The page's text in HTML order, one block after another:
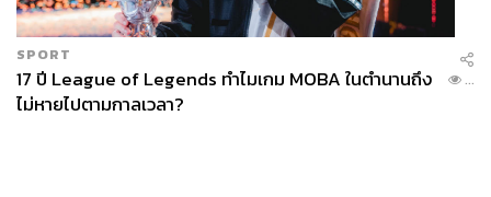
SPORT
17 ปี League of Legends ทำไมเกม MOBA ในตำนานถึง
ไม่หายไปตามกาลเวลา?
...